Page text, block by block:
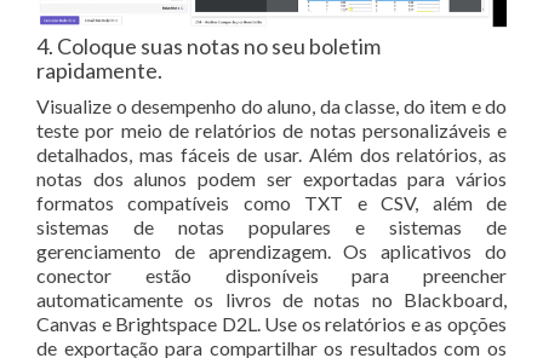
4. Coloque suas notas no seu boletim
rapidamente.
Visualize o desempenho do aluno, da classe, do item e do
teste por meio de relatórios de notas personalizáveis ​​e
detalhados, mas fáceis de usar. Além dos relatórios, as
notas dos alunos podem ser exportadas para vários
formatos compatíveis como TXT e CSV, além de
sistemas de notas populares e sistemas de
gerenciamento de aprendizagem. Os aplicativos do
conector estão disponíveis para preencher
automaticamente os livros de notas no Blackboard,
Canvas e Brightspace D2L. Use os relatórios e as opções
de exportação para compartilhar os resultados com os